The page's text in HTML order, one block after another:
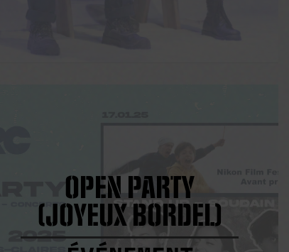
OPEN PARTY
(JOYEUX BORDEL)